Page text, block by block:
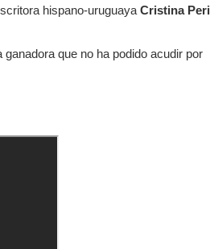
hispano-uruguaya Cristina Peri
que no ha podido acudir por